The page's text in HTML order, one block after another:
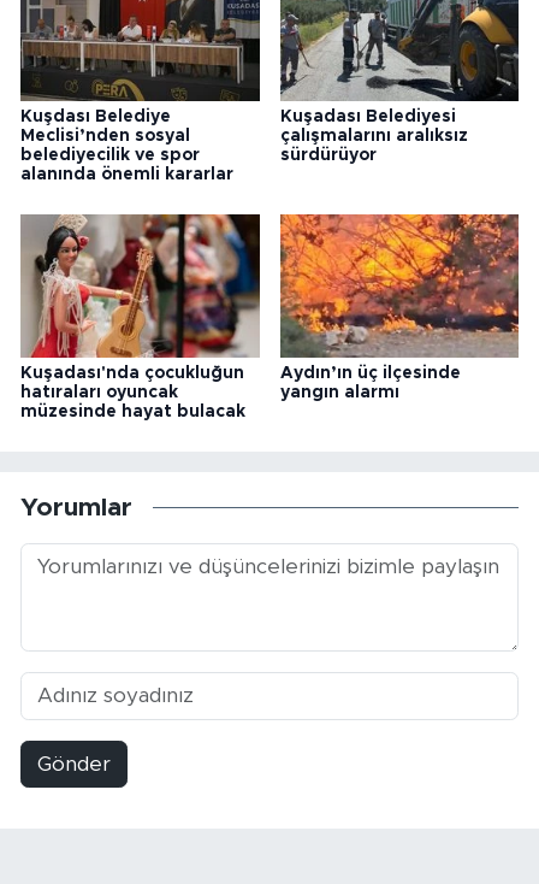
Kuşdası Belediye
Meclisi’nden sosyal
belediyecilik ve spor
alanında önemli kararlar
Kuşadası Belediyesi
çalışmalarını aralıksız
sürdürüyor
Kuşadası'nda çocukluğun
hatıraları oyuncak
müzesinde hayat bulacak
Aydın’ın üç ilçesinde
yangın alarmı
Yorumlar
Gönder